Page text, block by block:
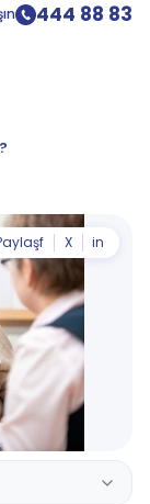
444 88 83
f X in